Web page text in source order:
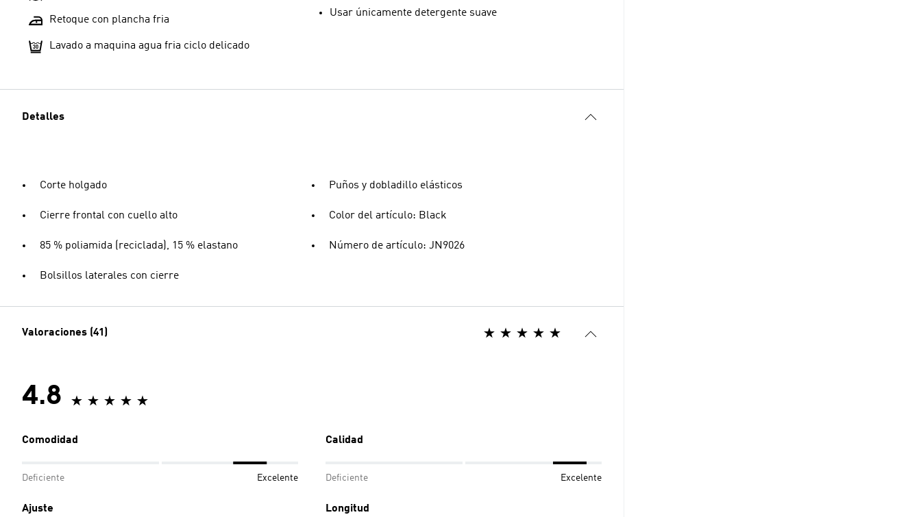
Retoque con plancha fria
Lavado a maquina agua fria ciclo delicado
Usar únicamente detergente suave
Detalles
Corte holgado
Cierre frontal con cuello alto
85 % poliamida (reciclada), 15 % elastano
Bolsillos laterales con cierre
Puños y dobladillo elásticos
Color del artículo: Black
Número de artículo: JN9026
Valoraciones (41)
4.8
Comodidad
Deficiente Excelente
Calidad
Deficiente Excelente
Ajuste Longitud